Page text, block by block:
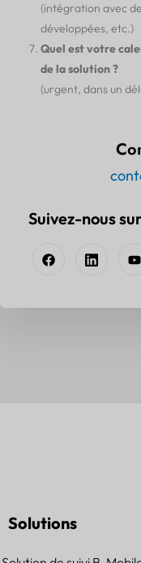
(intégration avec
développées, etc.)
Quel est votre
de la solution ?
(urgent, dans un
Suivez-nous
Solutions